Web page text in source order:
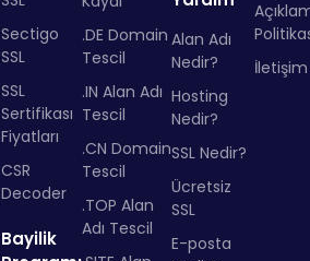
Sectigo
SSL
SSL
Sertifikası
Fiyatları
CSR
Decoder
Bayilik
.DE Domain
Tescil
.IN Alan Adı
Tescil
.CN Domain
Tescil
.TOP Alan
Adı Tescil
Alan Adı
Nedir?
Hosting
Nedir?
SSL Nedir?
Ücretsiz
SSL
E-posta
İletişim